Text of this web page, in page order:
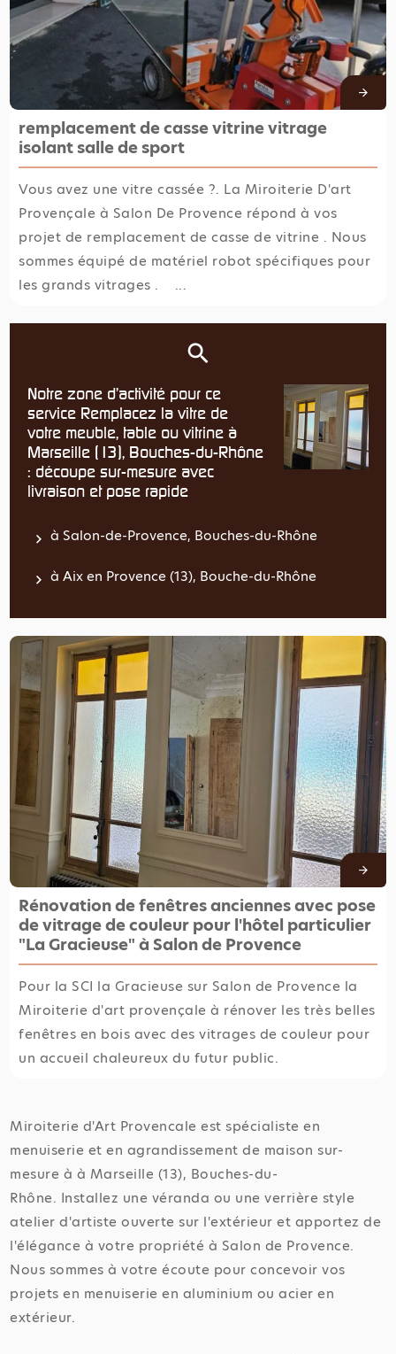
remplacement de casse vitrine vitrage
isolant salle de sport
Vous avez une vitre cassée ?. La Miroiterie D'art
Provençale à Salon De Provence répond à vos
projet de remplacement de casse de vitrine . Nous
sommes équipé de matériel robot spécifiques pour
les grands vitrages . ...
Notre zone d'activité pour ce
service Remplacez la vitre de
votre meuble, table ou vitrine à
Marseille (13), Bouches-du-Rhône
: découpe sur-mesure avec
livraison et pose rapide
à Salon-de-Provence, Bouches-du-Rhône
à Aix en Provence (13), Bouche-du-Rhône
Rénovation de fenêtres anciennes avec pose
de vitrage de couleur pour l'hôtel particulier
"La Gracieuse" à Salon de Provence
Pour la SCI la Gracieuse sur Salon de Provence la
Miroiterie d'art provençale à rénover les très belles
fenêtres en bois avec des vitrages de couleur pour
un accueil chaleureux du futur public.
Miroiterie d'Art Provencale est spécialiste en
menuiserie et en agrandissement de maison sur-
mesure à à Marseille (13), Bouches-du-
Rhône. Installez une véranda ou une verrière style
atelier d'artiste ouverte sur l'extérieur et apportez de
l'élégance à votre propriété à Salon de Provence.
Nous sommes à votre écoute pour concevoir vos
projets en menuiserie en aluminium ou acier en
extérieur.